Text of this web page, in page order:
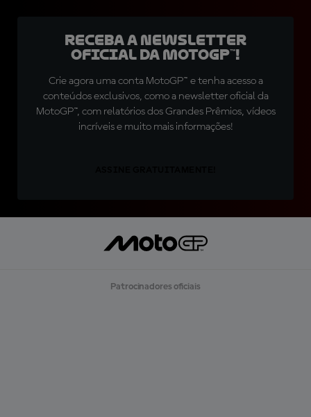
Receba a newsletter
oficial da MotoGP™!
Crie agora uma conta MotoGP™ e tenha acesso a
conteúdos exclusivos, como a newsletter oficial da
MotoGP™, com relatórios dos Grandes Prêmios, vídeos
incríveis e muito mais informações!
Patrocinadores oficiais